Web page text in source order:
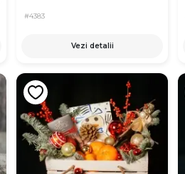
#4383
Vezi detalii